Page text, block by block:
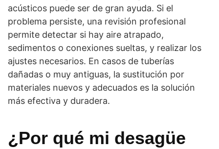
acústicos puede ser de gran ayuda. Si el
problema persiste, una revisión profesional
permite detectar si hay aire atrapado,
sedimentos o conexiones sueltas, y realizar los
ajustes necesarios. En casos de tuberías
dañadas o muy antiguas, la sustitución por
materiales nuevos y adecuados es la solución
más efectiva y duradera.
¿Por qué mi desagüe